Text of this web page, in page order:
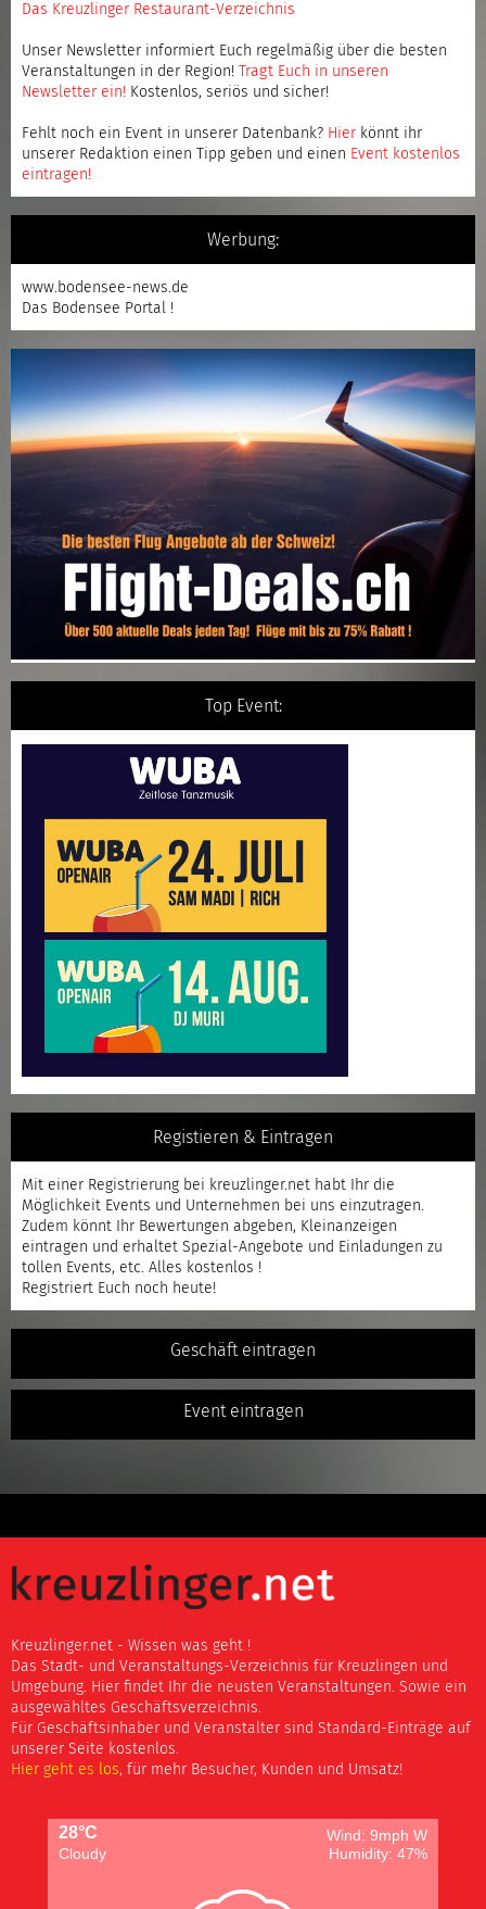
Das Kreuzlinger Restaurant-Verzeichnis
Unser Newsletter informiert Euch regelmäßig über die besten
Veranstaltungen in der Region!
Tragt Euch in unseren
Newsletter ein! Kostenlos, seriös und sicher!
Fehlt noch ein Event in unserer Datenbank? Hier könnt ihr
unserer Redaktion einen Tipp geben und einen Event kostenlos
eintragen!
Werbung:
www.bodensee-news.de
Das Bodensee Portal !
Top Event:
Registieren & Eintragen
Mit einer Registrierung bei kreuzlinger.net habt Ihr die
Möglichkeit Events und Unternehmen bei uns einzutragen.
Zudem könnt Ihr Bewertungen abgeben, Kleinanzeigen
eintragen und erhaltet Spezial-Angebote und Einladungen zu
tollen Events, etc. Alles kostenlos !
Registriert Euch noch heute!
Geschäft eintragen
Event eintragen
Kreuzlinger.net - Wissen was geht !
Das Stadt- und Veranstaltungs-Verzeichnis für Kreuzlingen und
Umgebung. Hier findet Ihr die neusten Veranstaltungen. Sowie ein
ausgewähltes Geschäftsverzeichnis.
Für Geschäftsinhaber und Veranstalter sind Standard-Einträge auf
unserer Seite kostenlos.
Hier geht es los, für mehr Besucher, Kunden und Umsatz!
28°C
Wind: 9mph W
Cloudy
Humidity: 47%